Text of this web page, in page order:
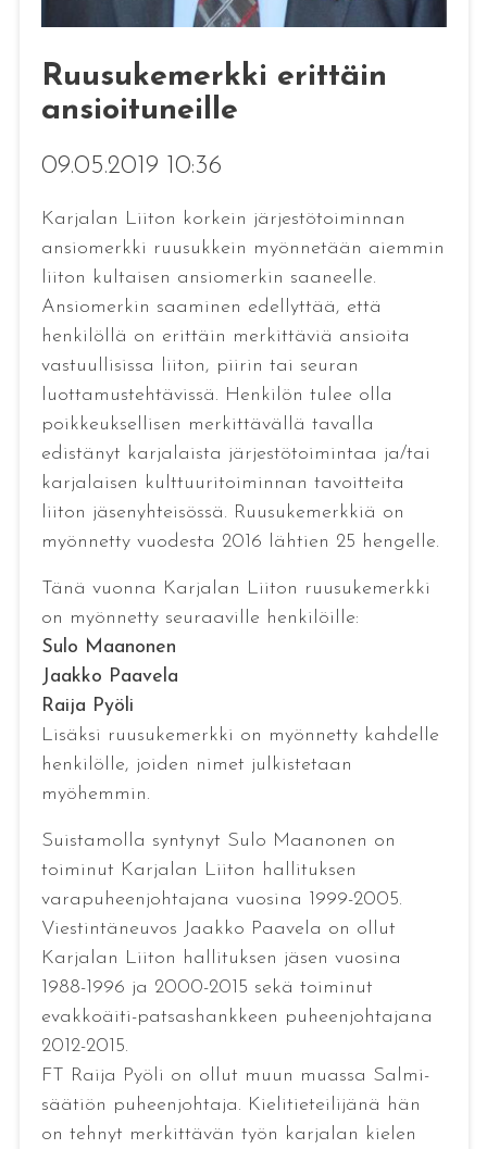
Ruusukemerkki erittäin
ansioituneille
09.05.2019 10:36
Karjalan Liiton korkein järjestötoiminnan
ansiomerkki ruusukkein myönnetään aiemmin
liiton kultaisen ansiomerkin saaneelle.
Ansiomerkin saaminen edellyttää, että
henkilöllä on erittäin merkittäviä ansioita
vastuullisissa liiton, piirin tai seuran
luottamustehtävissä. Henkilön tulee olla
poikkeuksellisen merkittävällä tavalla
edistänyt karjalaista järjestötoimintaa ja/tai
karjalaisen kulttuuritoiminnan tavoitteita
liiton jäsenyhteisössä. Ruusukemerkkiä on
myönnetty vuodesta 2016 lähtien 25 hengelle.
Tänä vuonna Karjalan Liiton ruusukemerkki
on myönnetty seuraaville henkilöille:
Sulo Maanonen
Jaakko Paavela
Raija Pyöli
Lisäksi ruusukemerkki on myönnetty kahdelle
henkilölle, joiden nimet julkistetaan
myöhemmin.
Suistamolla syntynyt Sulo Maanonen on
toiminut Karjalan Liiton hallituksen
varapuheenjohtajana vuosina 1999-2005.
Viestintäneuvos Jaakko Paavela on ollut
Karjalan Liiton hallituksen jäsen vuosina
1988-1996 ja 2000-2015 sekä toiminut
evakkoäiti-patsashankkeen puheenjohtajana
2012-2015.
FT Raija Pyöli on ollut muun muassa Salmi-
säätiön puheenjohtaja. Kielitieteilijänä hän
on tehnyt merkittävän työn karjalan kielen